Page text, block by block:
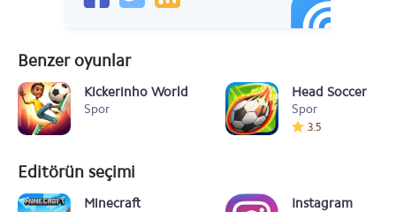
Benzer oyunlar
Kickerinho World
Spor
Head Soccer
Spor
3.5
Editörün seçimi
Minecraft Instagram